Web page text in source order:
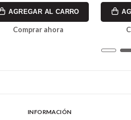
AGREGAR AL CARRO
Comprar ahora
INFORMACIÓN